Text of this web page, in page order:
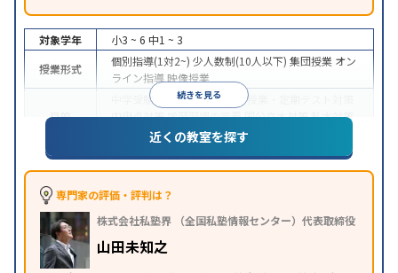
続きを見る
対象学年 小3 ~ 6 中1 ~ 3
授業形式
個別指導(1対2~) 少人数制(10人以下) 集団授業 オン
ライン指導 映像授業
目的
中学受験 高校受験大学受験
授業・定期テスト対策
内申点対策学習習慣の定着国公立大対策私大対策
共通テスト対策英語・英会話特化対策
特徴
中高一貫校生に対応特待生・奨学金制度あり授業
の振替可能学習にPC・タブレットを利用オンライ
ン対応季節講習のみの受講可
※2023年10月調査。
近くの教室を探す
専門家の評価・評判は？
株式会社私塾界 （全国私塾情報センター）代表取締役
山田未知之